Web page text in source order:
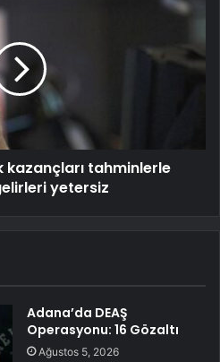
kazançları tahminlerle
yetersiz
Adana’da DEAŞ
Operasyonu: 16 Gözaltı
Ağustos 5, 2026